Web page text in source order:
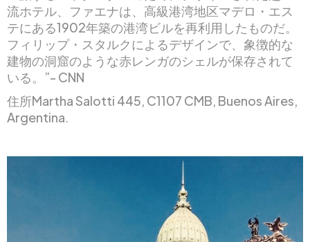
流ホテル、ファエナは、高級港湾地区マデロ・エス
テにある1902年築の港湾ビルを再利用したものだ。
フィリップ・スタルクによるデザインで、象徴的な
建物の洞窟のような赤レンガのシェルが保存されて
いる。”- CNN
住所Martha Salotti 445, C1107 CMB, Buenos Aires,
Argentina.